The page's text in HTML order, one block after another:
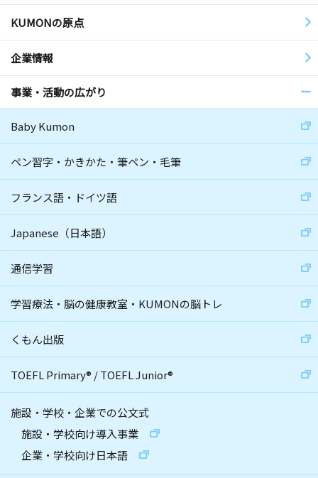
KUMONの原点
企業情報
事業・活動の広がり
Baby Kumon
ペン習字・かきかた・筆ペン・毛筆
フランス語・ドイツ語
Japanese（日本語）
通信学習
学習療法・脳の健康教室・KUMONの脳トレ
くもん出版
TOEFL Primary® /TOEFL Junior®
施設・学校・企業での公文式
施設・学校向け導入事業
企業・学校向け日本語